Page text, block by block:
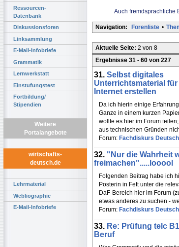
Ressourcen-
Datenbank
Diskussionsforen
Linksammlung
E-Mail-Infobriefe
Grammatik
Lernwerkstatt
Einstufungstest
Fortbildung/
Stipendien
Weitere
Portalangebote
wirtschafts-
deutsch.de
Lehrmaterial
Webliographie
E-Mail-Infobriefe
Auch fremdsprachliche
Navigation: Forenliste •
Aktuelle Seite: 2 von 8
Ergebnisse 31 - 60 von 227
31. Selbst digitales
Unterrichtsmaterial für
Internet erstellen
Da ich hierin einige
Ganze in einem kurzen
wollte es hier im Forum
aus technischen Gründen
Forum: Fachdiskurs
32. "Nur die Wahrheit
freimachen".....looool
Folgenden Beitrag habe ich
Posterin in Fett unter die
DaF-Bereich hier im Forum
etwas anderes zu suchen -
Forum: Fachdiskurs
33. Re: Prüfung telc
Beruf